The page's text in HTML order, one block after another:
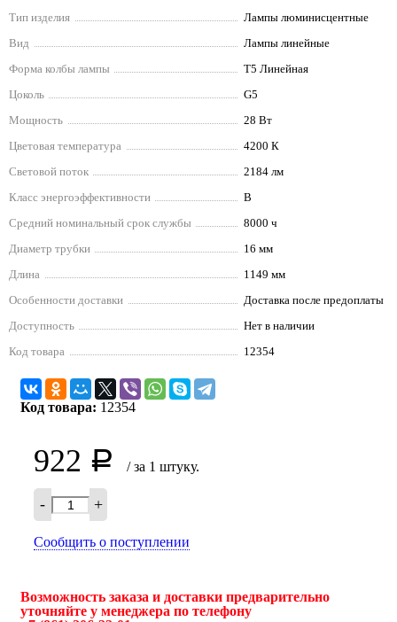
Тип изделия
Лампы люминисцентные
Вид
Лампы линейные
Форма колбы лампы
T5 Линейная
Цоколь
G5
Мощность
28 Вт
Цветовая температура
4200 К
Световой поток
2184 лм
Класс энергоэффективности
B
Средний номинальный срок службы
8000 ч
Диаметр трубки
16 мм
Длина
1149 мм
Особенности доставки
Доставка после предоплаты
Доступность
Нет в наличии
Код товара
12354
Код товара: 12354
922 Р / за 1 штуку.
- +
Сообщить о поступлении
Возможность заказа и доставки предварительно
уточняйте у менеджера по телефону